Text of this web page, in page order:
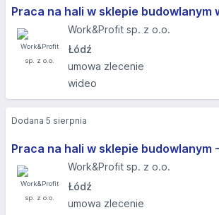
Praca na hali w sklepie budowlanym
Work&Profit sp. z o.o.
Łódź
umowa zlecenie
wideo
Praca na hali w sklepie budowlanym
Work&Profit sp. z o.o.
Łódź
umowa zlecenie
Dodana 5 sierpnia